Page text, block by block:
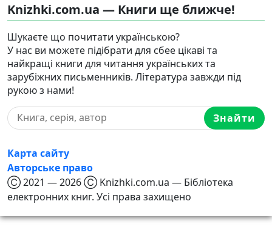
Knizhki.com.ua — Книги ще ближче!
Шукаєте що почитати українською?
У нас ви можете підібрати для сбее цікаві та
найкращі книги для читання українських та
зарубіжних письменників. Література завжди під
рукою з нами!
Знайти
Карта сайту
Авторське право
Ⓒ 2021 — 2026 Ⓒ Knizhki.com.ua — Бібліотека
електронних книг. Усі права захищено